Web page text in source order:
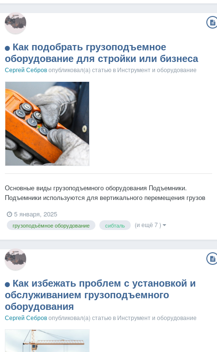
Как подобрать грузоподъемное
оборудование для стройки или бизнеса
Сергей Себровопубликовал(а) статью в Инструмент и оборудование
Основные виды грузоподъемного оборудования Подъемники.
Подъемники используются для вертикального перемещения грузов
мобильные и телескопические. Они находят применение на
строительных площадках, складах и на производственных...
5 января, 2025
грузоподъёмное оборудование сибталь (и ещё 7 )
Как избежать проблем с установкой и
обслуживанием грузоподъемного
оборудования
Сергей Себровопубликовал(а) статью в Инструмент и оборудование